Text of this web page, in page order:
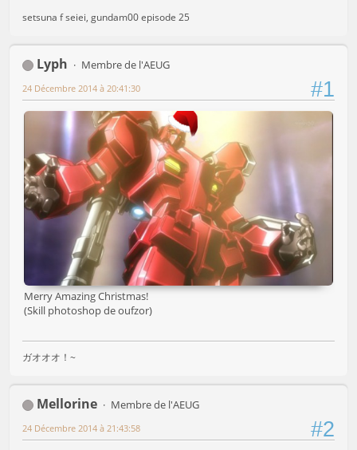
setsuna f seiei, gundam00 episode 25
Lyph Membre de l'AEUG
#1
24 Décembre 2014 à 20:41:30
Merry Amazing Christmas!
(Skill photoshop de oufzor)
ガオオオ！~
Mellorine Membre de l'AEUG
#2
24 Décembre 2014 à 21:43:58